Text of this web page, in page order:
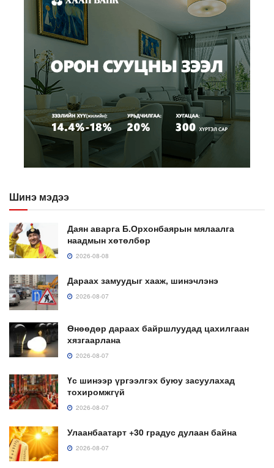
Шинэ мэдээ
Даян аварга Б.Орхонбаярын мялаалга
наадмын хөтөлбөр
2026-08-08
Дараах замуудыг хааж, шинэчлэнэ
2026-08-07
Өнөөдөр дараах байршлуудад цахилгаан
хязгаарлана
2026-08-07
Үс шинээр үргээлгэх буюу засуулахад
тохиромжгүй
2026-08-07
Улаанбаатарт +30 градус дулаан байна
2026-08-07